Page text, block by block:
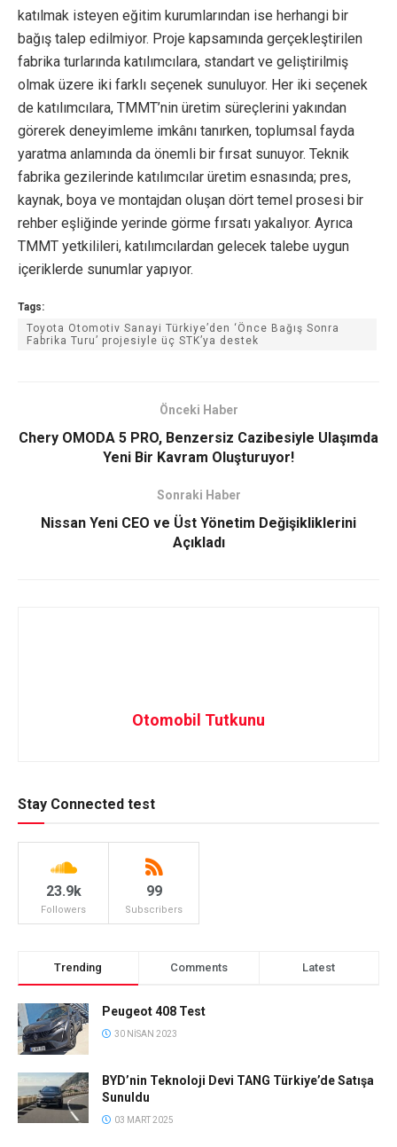
katılmak isteyen eğitim kurumlarından ise herhangi bir
bağış talep edilmiyor. Proje kapsamında gerçekleştirilen
fabrika turlarında katılımcılara, standart ve geliştirilmiş
olmak üzere iki farklı seçenek sunuluyor. Her iki seçenek
de katılımcılara, TMMT’nin üretim süreçlerini yakından
görerek deneyimleme imkânı tanırken, toplumsal fayda
yaratma anlamında da önemli bir fırsat sunuyor. Teknik
fabrika gezilerinde katılımcılar üretim esnasında; pres,
kaynak, boya ve montajdan oluşan dört temel prosesi bir
rehber eşliğinde yerinde görme fırsatı yakalıyor. Ayrıca
TMMT yetkilileri, katılımcılardan gelecek talebe uygun
içeriklerde sunumlar yapıyor.
Tags:
Toyota Otomotiv Sanayi Türkiye’den ‘Önce Bağış Sonra
Fabrika Turu’ projesiyle üç STK’ya destek
Önceki Haber
Chery OMODA 5 PRO, Benzersiz Cazibesiyle Ulaşımda
Yeni Bir Kavram Oluşturuyor!
Sonraki Haber
Nissan Yeni CEO ve Üst Yönetim Değişikliklerini
Açıkladı
Otomobil Tutkunu
Stay Connected test
23.9k
Followers
99
Subscribers
Trending Comments Latest
Peugeot 408 Test
30 NISAN 2023
BYD’nin Teknoloji Devi TANG Türkiye’de Satışa
Sunuldu
03 MART 2025